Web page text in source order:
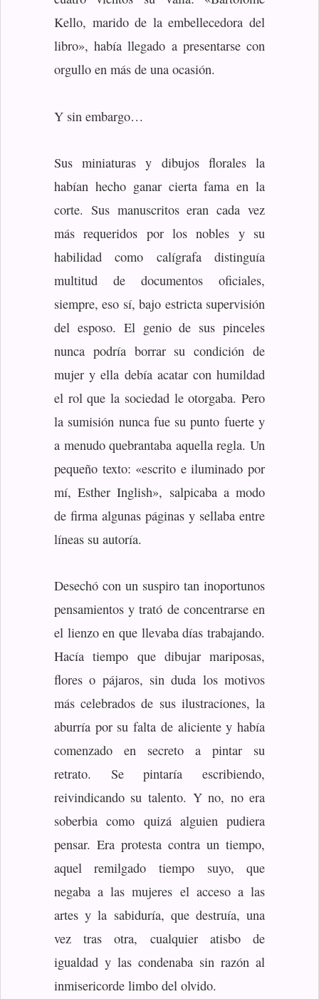
Kello, marido de la embellecedora del
libro», había llegado a presentarse con
orgullo en más de una ocasión.
Y sin embargo…
Sus miniaturas y dibujos florales la
habían hecho ganar cierta fama en la
corte. Sus manuscritos eran cada vez
más requeridos por los nobles y su
habilidad como calígrafa distinguía
multitud de documentos oficiales,
siempre, eso sí, bajo estricta supervisión
del esposo. El genio de sus pinceles
nunca podría borrar su condición de
mujer y ella debía acatar con humildad
el rol que la sociedad le otorgaba. Pero
la sumisión nunca fue su punto fuerte y
a menudo quebrantaba aquella regla. Un
pequeño texto: «escrito e iluminado por
mí, Esther Inglish», salpicaba a modo
de firma algunas páginas y sellaba entre
líneas su autoría.
Desechó con un suspiro tan inoportunos
pensamientos y trató de concentrarse en
el lienzo en que llevaba días trabajando.
Hacía tiempo que dibujar mariposas,
flores o pájaros, sin duda los motivos
más celebrados de sus ilustraciones, la
aburría por su falta de aliciente y había
comenzado en secreto a pintar su
retrato. Se pintaría escribiendo,
reivindicando su talento. Y no, no era
soberbia como quizá alguien pudiera
pensar. Era protesta contra un tiempo,
aquel remilgado tiempo suyo, que
negaba a las mujeres el acceso a las
artes y la sabiduría, que destruía, una
vez tras otra, cualquier atisbo de
igualdad y las condenaba sin razón al
inmisericorde limbo del olvido.